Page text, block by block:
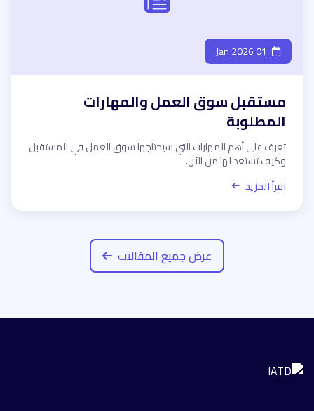
مستقبل سوق العمل والمهارات
المطلوبة
تعرف على أهم المهارات التي سيحتاجها سوق العمل في المستقبل
وكيف تستعد لها من الآن.
اقرأ المزيد
عرض جميع المقالات